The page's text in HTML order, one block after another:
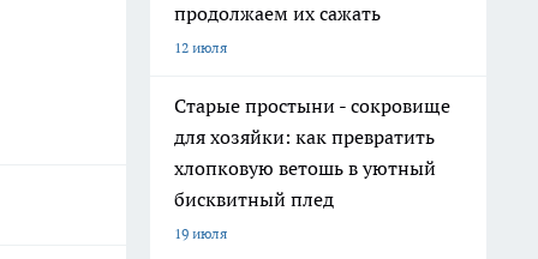
продолжаем их сажать
12 июля
Старые простыни - сокровище
для хозяйки: как превратить
хлопковую ветошь в уютный
бисквитный плед
19 июля